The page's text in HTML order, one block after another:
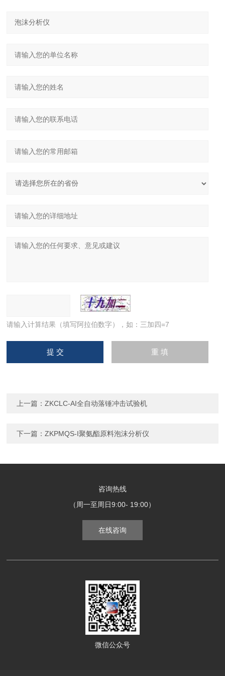
请输入计算结果（填写阿拉伯数字），如：三加四=7
上一篇：ZKCLC-AI全自动落锤冲击试验机
下一篇：ZKPMQS-I聚氨酯原料泡沫分析仪
咨询热线
（周一至周日9:00- 19:00）
在线咨询
微信公众号